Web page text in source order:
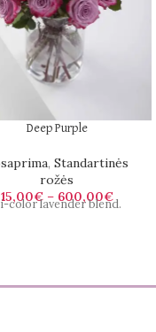
Deep Purple
, Standartinės
rožės
15,00€ – 600,00€
color lavender blend.